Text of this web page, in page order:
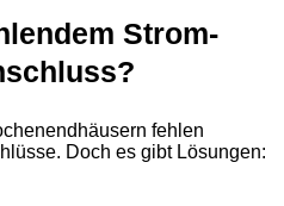
Strom-
fehlen
Doch es gibt Lösungen: